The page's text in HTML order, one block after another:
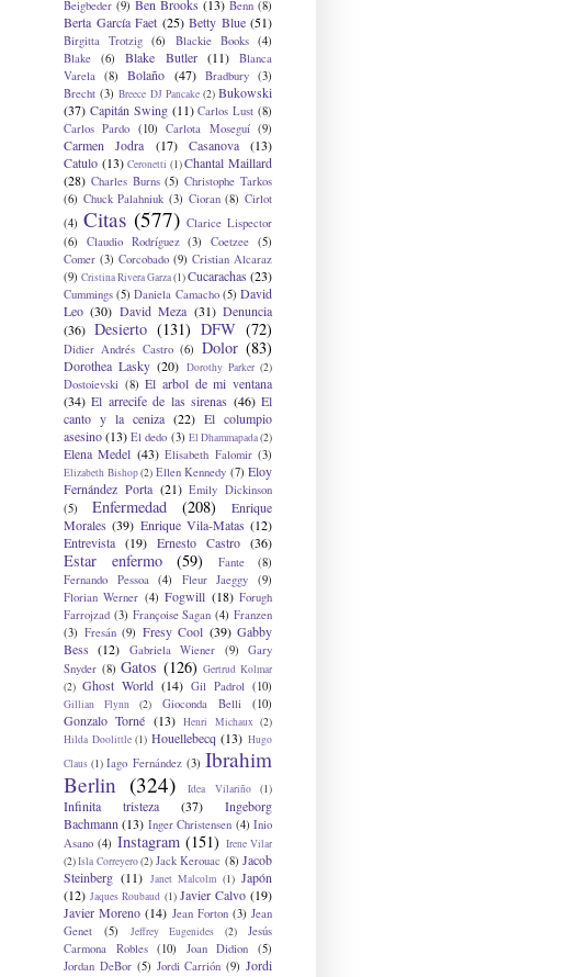
Beigbeder (9) Ben Brooks (13) Benn (8)
Berta García Faet (25) Betty Blue (51)
Birgitta Trotzig (6) Blackie Books (4)
Blake
(6) Blake Butler (11)
Blanca
Varela
(8) Bolaño (47) Bradbury (3)
Brecht (3) Breece DJ Pancake (2) Bukowski
(37) Capitán Swing (11) Carlos Lust (8)
Carlos Pardo (10) Carlota Moseguí (9)
Carmen Jodra (17) Casanova
(13)
Catulo (13) Ceronetti (1) Chantal Maillard
(28) Charles Burns (5) Christophe Tarkos
(6) Chuck Palahniuk (3) Cioran (8) Cirlot
(4) Citas (577) Clarice Lispector
(6)
Claudio Rodríguez (3) Coetzee (5)
Comer (3) Corcobado (9) Cristian Alcaraz
(9) Cristina Rivera Garza(1)Cucarachas (23)
Cummings (5) Daniela Camacho (5) David
Leo (30) David Meza (31) Denuncia
(36) Desierto (131) DFW (72)
Didier Andrés Castro (6) Dolor (83)
Dorothea Lasky (20) Dorothy Parker (2)
Dostoievski (8) El arbol de mi ventana
(34) El arrecife de las sirenas (46) El
canto y la ceniza (22) El columpio
asesino(13) El dedo (3) El Dhammapada(2)
Elena Medel (43) Elisabeth Falomir (3)
Elizabeth Bishop(2) Ellen Kennedy (7) Eloy
Fernández Porta (21) Emily Dickinson
(5)
Enfermedad (208)
Enrique
Morales (39) Enrique Vila-Matas (12)
Entrevista (19) Ernesto Castro (36)
Estar enfermo (59) Fante
(8)
Fernando Pessoa
(4) Fleur Jaeggy
(9)
Florian Werner (4) Fogwill (18) Forugh
Farrojzad (3) Françoise Sagan (4) Franzen
(3) Fresán (9) Fresy Cool (39) Gabby
Bess (12) Gabriela Wiener (9)
Gary
Snyder (8) Gatos (126) Gertrud Kolmar
(2) Ghost World (14) Gil Padrol (10)
Gillian Flynn (2) Gioconda Belli (10)
Gonzalo Torné (13) Henri Michaux (2)
Hilda Doolittle (1) Houellebecq (13) Hugo
Claus (1) Iago Fernández (3) Ibrahim
Berlin (324) Idea Vilariño (1)
Infinita tristeza (37)
Ingeborg
Bachmann (13) Inger Christensen (4) Inio
Asano (4) Instagram (151) Irene Vilar
(2)Isla Correyero(2) Jack Kerouac (8) Jacob
Steinberg (11) Janet Malcolm (1) Japón
(12) Jaques Roubaud (1) Javier Calvo (19)
Javier Moreno (14) Jean Forton (3) Jean
Genet
(5) Jeffrey Eugenides (2)
Jesús
Carmona Robles
(10) Joan Didion
(5)
Jordan DeBor (5) Jordi Carrión (9) Jordi